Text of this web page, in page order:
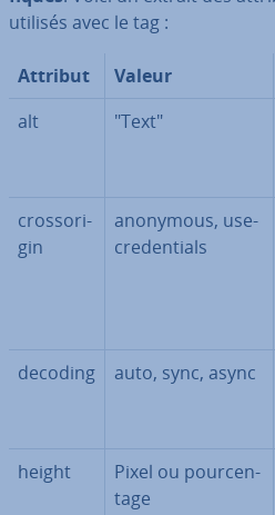
utilisés avec le tag :
Attribut Valeur
alt
"Text"
cros­so­ri­
gin
anonymous, use-
cre­den­tials
decoding
auto, sync, async
height
Pixel ou pour­cen­
tage